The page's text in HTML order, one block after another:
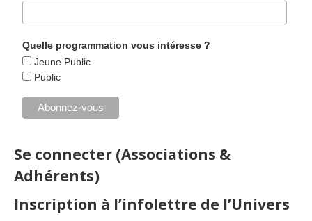
Quelle programmation vous intéresse ?
Jeune Public
Public
Se connecter (Associations &
Adhérents)
Inscription à l’infolettre de l’Univers